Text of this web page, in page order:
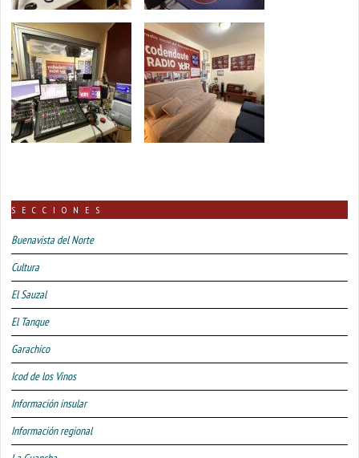
SECCIONES
Buenavista del Norte
Cultura
El Sauzal
El Tanque
Garachico
Icod de los Vinos
Información insular
Información regional